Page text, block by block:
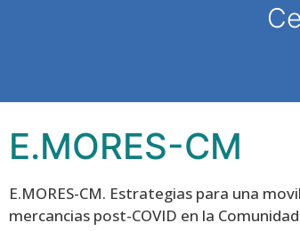
E.MORES-CM
E.MORES-CM. Estrategias para una
mercancias post-COVID en la